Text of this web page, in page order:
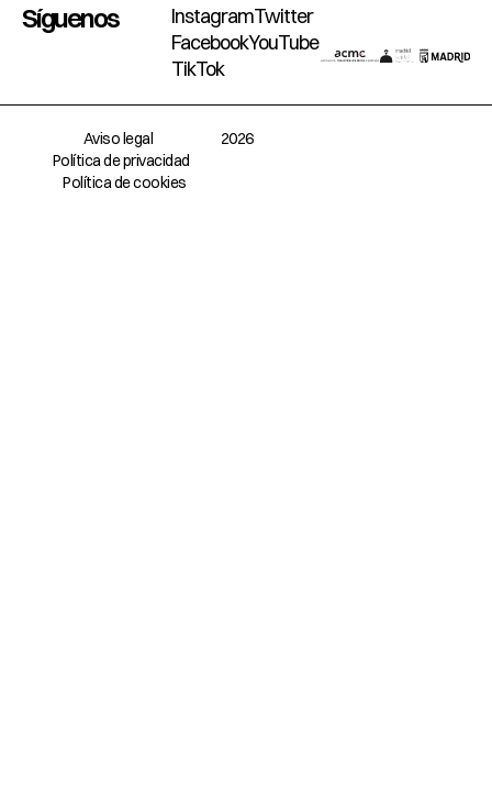
Síguenos InstagramTwitter
FacebookYouTube
TikTok
Aviso legal
Política de privacidad
Política de cookies
2026